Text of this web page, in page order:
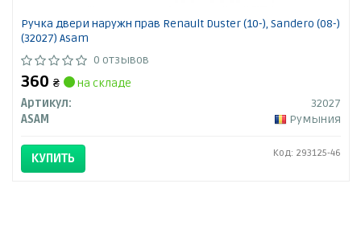
Ручка двери наружн прав Renault Duster (10-), Sandero (08-)
(32027) Asam
0 отзывов
360 ₴
на складе
Артикул:
32027
ASAM
Румыния
КУПИТЬ Код: 293125-46